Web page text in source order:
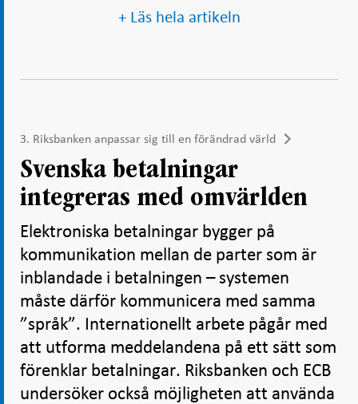
+ Läs hela artikeln
3. Riksbanken anpassar sig till en förändrad värld
Svenska betalningar
integreras med omvärlden
Elektroniska betalningar bygger på
kommunikation mellan de parter som är
inblandade i betalningen – systemen
måste därför kommunicera med samma
”språk”. Internationellt arbete pågår med
att utforma meddelandena på ett sätt som
förenklar betalningar. Riksbanken och ECB
undersöker också möjligheten att använda